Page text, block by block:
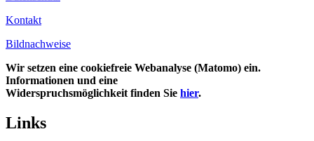
Kontakt
Bildnachweise
Wir setzen eine cookiefreie Webanalyse (Matomo) ein.
Informationen und eine
Widerspruchsmöglichkeit finden Sie hier.
Links